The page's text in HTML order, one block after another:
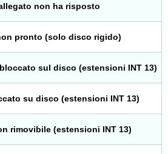
non ha risposto
pronto (solo disco rigido)
sul disco (estensioni INT 13)
su disco (estensioni INT 13)
rimovibile (estensioni INT 13)